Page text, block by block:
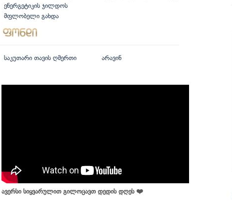
ენერგეტიკის ჯილდოს
მფლობელი გახდა
საკუთარი თავის ღმერთი არავინ
ავერსი სიყვარულით გილოცავთ დედის დღეს ❤️